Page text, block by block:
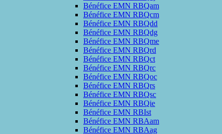
Bénéfice EMN RBQam
Bénéfice EMN RBQcm
Bénéfice EMN RBQdd
Bénéfice EMN RBQdg
Bénéfice EMN RBQme
Bénéfice EMN RBQrd
Bénéfice EMN RBQct
Bénéfice EMN RBQrc
Bénéfice EMN RBQoc
Bénéfice EMN RBQrs
Bénéfice EMN RBQsc
Bénéfice EMN RBQie
Bénéfice EMN RBIst
Bénéfice EMN RBAam
Bénéfice EMN RBAag